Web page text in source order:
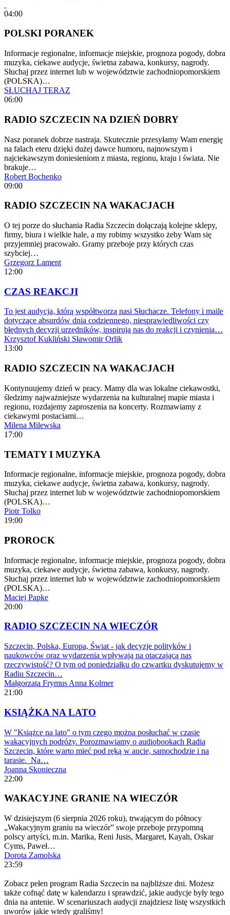
04:00
POLSKI PORANEK
Informacje regionalne, informacje miejskie, prognoza pogody, dobra
muzyka, ciekawe audycje, świetna zabawa, konkursy, nagrody.
Słuchaj przez internet lub w województwie zachodniopomorskiem
(POLSKA)…
SŁUCHAJ TERAZ
06:00
RADIO SZCZECIN NA DZIEŃ DOBRY
Nasz poranek dobrze nastraja. Skutecznie przesyłamy Wam energię
na falach eteru dzięki dużej dawce humoru, najnowszym i
najciekawszym doniesieniom z miasta, regionu, kraju i świata. Nie
brakuje…
Robert Bochenko
09:00
RADIO SZCZECIN NA WAKACJACH
O tej porze do słuchania Radia Szczecin dołączają kolejne sklepy,
firmy, biura i wielkie hale, a my robimy wszystko żeby Wam się
przyjemniej pracowało. Gramy przeboje przy których czas
szybciej…
Grzegorz Lament
12:00
CZAS REAKCJI
To jest audycja, którą współtworzą nasi Słuchacze. Telefony i maile
dotyczące absurdów dnia codziennego, niesprawiedliwości czy
błędnych decyzji urzędników, inspirują nas do reakcji i czynienia…
Krzysztof Kukliński Sławomir Orlik
13:00
RADIO SZCZECIN NA WAKACJACH
Kontynuujemy dzień w pracy. Mamy dla was lokalne ciekawostki,
śledzimy najważniejsze wydarzenia na kulturalnej mapie miasta i
regionu, rozdajemy zaproszenia na koncerty. Rozmawiamy z
ciekawymi postaciami…
Milena Milewska
17:00
TEMATY I MUZYKA
Informacje regionalne, informacje miejskie, prognoza pogody, dobra
muzyka, ciekawe audycje, świetna zabawa, konkursy, nagrody.
Słuchaj przez internet lub w województwie zachodniopomorskiem
(POLSKA)…
Piotr Tolko
19:00
PROROCK
Informacje regionalne, informacje miejskie, prognoza pogody, dobra
muzyka, ciekawe audycje, świetna zabawa, konkursy, nagrody.
Słuchaj przez internet lub w województwie zachodniopomorskiem
(POLSKA)…
Maciej Papke
20:00
RADIO SZCZECIN NA WIECZÓR
Szczecin, Polska, Europa, Świat - jak decyzje polityków i
naukowców oraz wydarzenia wpływają na otaczającą nas
rzeczywistość? O tym od poniedziałku do czwartku dyskutujemy w
Radiu Szczecin…
Małgorzata Frymus Anna Kolmer
21:00
KSIĄŻKA NA LATO
W "Książce na lato" o tym czego można posłuchać w czasie
wakacyjnych podróży. Porozmawiamy o audiobookach Radia
Szczecin, które warto mieć pod ręką w aucie, samochodzie i na
tarasie. Na…
Joanna Skonieczna
22:00
WAKACYJNE GRANIE NA WIECZÓR
W dzisiejszym (6 sierpnia 2026 roku), trwającym do północy
„Wakacyjnym graniu na wieczór” swoje przeboje przypomną
polscy artyści, m.in. Marika, Reni Jusis, Margaret, Kayah, Oskar
Cyms, Paweł…
Dorota Zamolska
23:59
Zobacz pełen program Radia Szczecin na najbliższe dni. Możesz
także cofnąć datę w kalendarzu i sprawdzić, jakie audycje były tego
dnia na antenie. W scenariuszach audycji znajdziesz listę wszystkich
uworów jakie wtedy graliśmy!